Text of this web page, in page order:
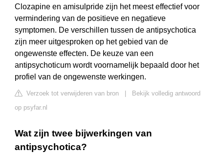
Clozapine en amisulpride zijn het meest effectief voor
vermindering van de positieve en negatieve
symptomen. De verschillen tussen de antipsychotica
zijn meer uitgesproken op het gebied van de
ongewenste effecten. De keuze van een
antipsychoticum wordt voornamelijk bepaald door het
profiel van de ongewenste werkingen.
Verzoek tot verwijderen van bron
Bekijk volledig antwoord
op psyfar.nl
Wat zijn twee bijwerkingen van
antipsychotica?